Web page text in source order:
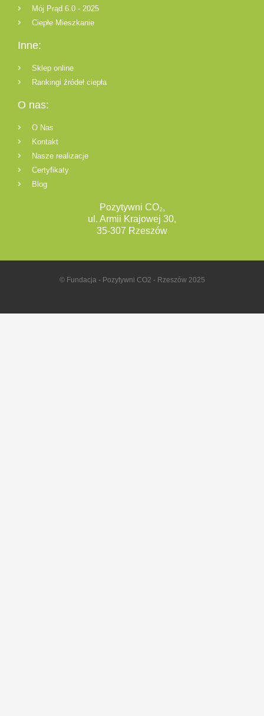
Mój Prąd 6.0 - 2025
Ciepłe Mieszkanie
Inne:
Sklep online
Rankingi źródeł ciepła
O nas:
O Nas
Kontakt
Nasze realizacje
Certyfikaty
Blog
Pozytywni CO₂,
ul. Armii Krajowej 30,
35-307 Rzeszów
© Fundacja - Pozytywni CO2 - Rzeszów 2025